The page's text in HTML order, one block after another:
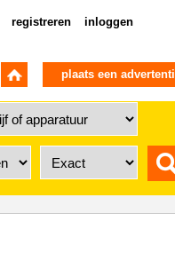
registreren inloggen
plaats een